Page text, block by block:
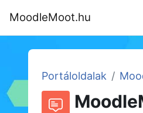
MoodleMoot.hu
Portáloldalak